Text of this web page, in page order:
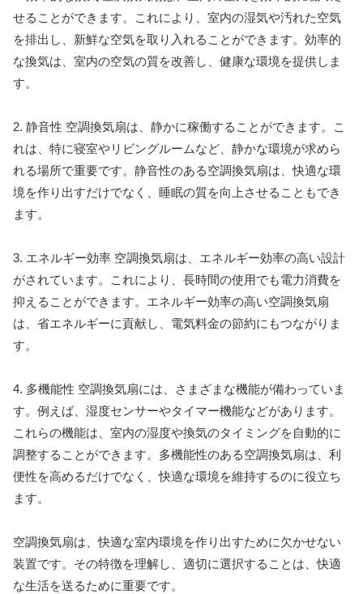
せることができます。これにより、室内の湿気や汚れた空気
を排出し、新鮮な空気を取り入れることができます。効率的
な換気は、室内の空気の質を改善し、健康な環境を提供しま
す。
2. 静音性 空調換気扇は、静かに稼働することができます。こ
れは、特に寝室やリビングルームなど、静かな環境が求めら
れる場所で重要です。静音性のある空調換気扇は、快適な環
境を作り出すだけでなく、睡眠の質を向上させることもでき
ます。
3. エネルギー効率 空調換気扇は、エネルギー効率の高い設計
がされています。これにより、長時間の使用でも電力消費を
抑えることができます。エネルギー効率の高い空調換気扇
は、省エネルギーに貢献し、電気料金の節約にもつながりま
す。
4. 多機能性 空調換気扇には、さまざまな機能が備わっていま
す。例えば、湿度センサーやタイマー機能などがあります。
これらの機能は、室内の湿度や換気のタイミングを自動的に
調整することができます。多機能性のある空調換気扇は、利
便性を高めるだけでなく、快適な環境を維持するのに役立ち
ます。
空調換気扇は、快適な室内環境を作り出すために欠かせない
装置です。その特徴を理解し、適切に選択することは、快適
な生活を送るために重要です。